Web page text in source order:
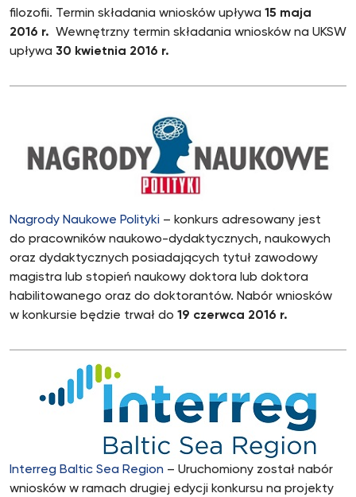
filozofii. Termin składania wniosków upływa 15 maja
2016 r. Wewnętrzny termin składania wniosków na UKSW
upływa 30 kwietnia 2016 r.
Nagrody Naukowe Polityki – konkurs adresowany jest
do pracowników naukowo-dydaktycznych, naukowych
oraz dydaktycznych posiadających tytuł zawodowy
magistra lub stopień naukowy doktora lub doktora
habilitowanego oraz do doktorantów. Nabór wniosków
w konkursie będzie trwał do 19 czerwca 2016 r.
Interreg Baltic Sea Region – Uruchomiony został nabór
wniosków w ramach drugiej edycji konkursu na projekty